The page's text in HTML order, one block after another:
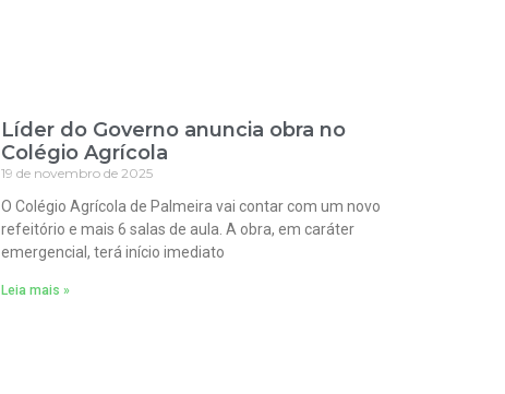
Líder do Governo anuncia obra no
Colégio Agrícola
19 de novembro de 2025
O Colégio Agrícola de Palmeira vai contar com um novo
refeitório e mais 6 salas de aula. A obra, em caráter
emergencial, terá início imediato
Leia mais »